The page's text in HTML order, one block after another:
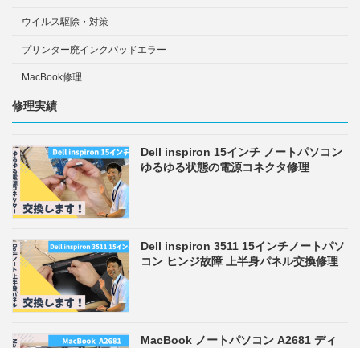
ウイルス駆除・対策
プリンター廃インクパッドエラー
MacBook修理
修理実績
Dell inspiron 15インチ ノートパソコン
ゆるゆる状態の電源コネクタ修理
Dell inspiron 3511 15インチノートパソ
コン ヒンジ故障 上半身パネル交換修理
MacBook ノートパソコン A2681 ディ